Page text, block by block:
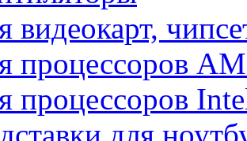
видеокарт,
процессоров
процессоров